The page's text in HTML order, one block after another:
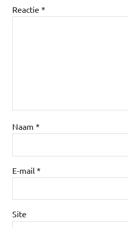
Reactie *
Naam *
E-mail *
Site